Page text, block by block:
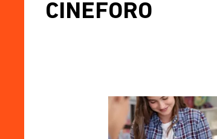
ENLACES
NAVEGACIÓN
CINEFORO